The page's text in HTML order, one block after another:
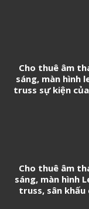
Cho thuê âm
sáng, màn hình
truss sự kiện
Cho thuê âm
sáng, màn hình
truss, sân khấu